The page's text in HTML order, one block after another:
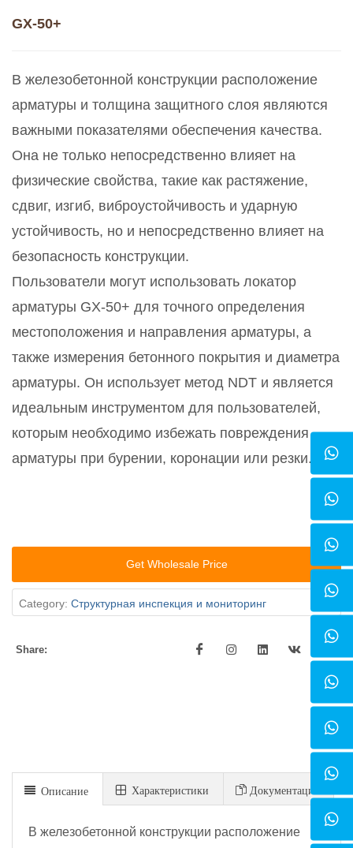
GX-50+
В железобетонной конструкции расположение
арматуры и толщина защитного слоя являются
важными показателями обеспечения качества.
Она не только непосредственно влияет на
физические свойства, такие как растяжение,
сдвиг, изгиб, виброустойчивость и ударную
устойчивость, но и непосредственно влияет на
безопасность конструкции.
Пользователи могут использовать локатор
арматуры GX-50+ для точного определения
местоположения и направления арматуры, а
также измерения бетонного покрытия и диаметра
арматуры. Он использует метод NDT и является
идеальным инструментом для пользователей,
которым необходимо избежать повреждения
арматуры при бурении, коронации или резки.
Get Wholesale Price
Category: Cтруктурная инспекция и мониторинг
Share:
Описание Xарактеристики Документация
В железобетонной конструкции расположение